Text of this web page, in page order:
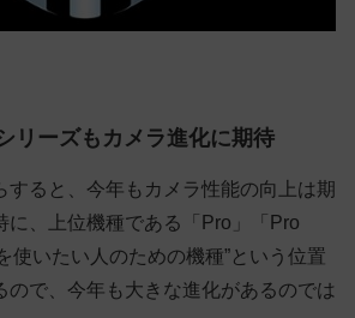
リーズもカメラ進化に期待
すると、今年もカメラ性能の向上は期
に、上位機種である「Pro」「Pro
使いたい人のための機種”という位置
ので、今年も大きな進化があるのでは